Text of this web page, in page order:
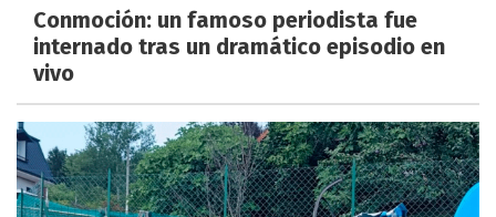
Conmoción: un famoso periodista fue
internado tras un dramático episodio en
vivo